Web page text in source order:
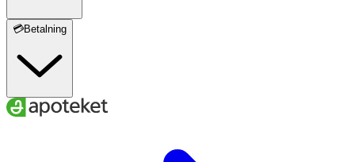
💳Betalning